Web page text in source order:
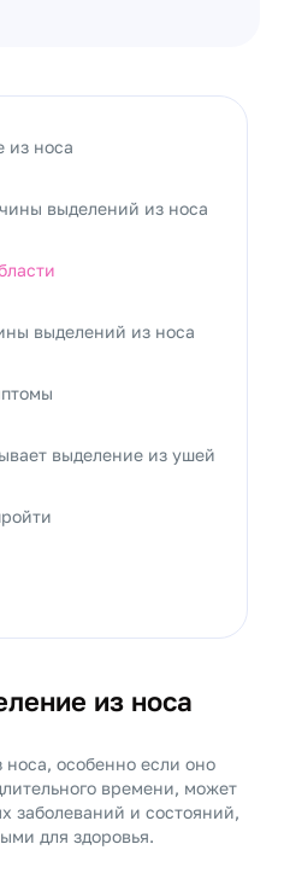
из носа
особенно если оно
времени, может
заболеваний и состояний,
для здоровья.
из носа
выделений из носа
выделений из носа
выделение из ушей